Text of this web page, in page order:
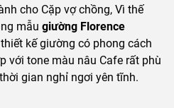
cho Cặp vợ chồng, Vì thế
mẫu giường Florence
kế giường có phong cách
với tone màu nâu Cafe rất phù
gian nghỉ ngơi yên tĩnh.